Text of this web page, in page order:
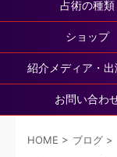
占術の種類
ショップ
紹介メディア・
お問い合わ
HOME > ブログ >